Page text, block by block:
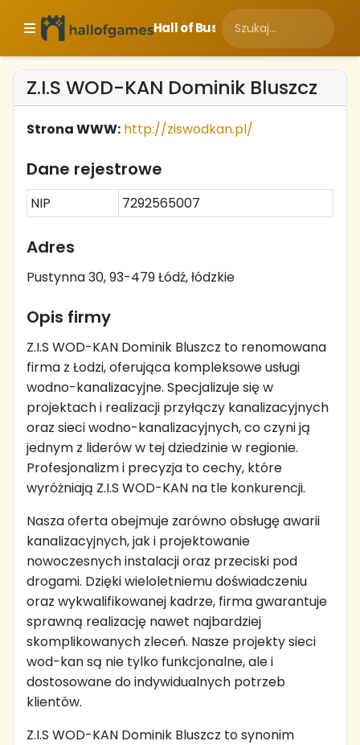
Hall of Business
Z.I.S WOD-KAN Dominik Bluszcz
Strona WWW: http://ziswodkan.pl/
Dane rejestrowe
NIP 7292565007
Adres
Pustynna 30, 93-479 Łódź, łódzkie
Opis firmy
Z.I.S WOD-KAN Dominik Bluszcz to renomowana
firma z Łodzi, oferująca kompleksowe usługi
wodno-kanalizacyjne. Specjalizuje się w
projektach i realizacji przyłączy kanalizacyjnych
oraz sieci wodno-kanalizacyjnych, co czyni ją
jednym z liderów w tej dziedzinie w regionie.
Profesjonalizm i precyzja to cechy, które
wyróżniają Z.I.S WOD-KAN na tle konkurencji.
Nasza oferta obejmuje zarówno obsługę awarii
kanalizacyjnych, jak i projektowanie
nowoczesnych instalacji oraz przeciski pod
drogami. Dzięki wieloletniemu doświadczeniu
oraz wykwalifikowanej kadrze, firma gwarantuje
sprawną realizację nawet najbardziej
skomplikowanych zleceń. Nasze projekty sieci
wod-kan są nie tylko funkcjonalne, ale i
dostosowane do indywidualnych potrzeb
klientów.
Z.I.S WOD-KAN Dominik Bluszcz to synonim